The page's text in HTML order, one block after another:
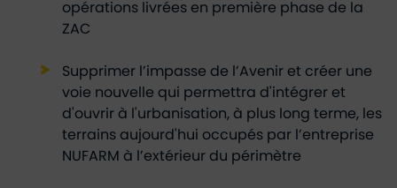
opérations livrées en première phase de la
ZAC
Supprimer l’impasse de l’Avenir et créer une
voie nouvelle qui permettra d'intégrer et
d'ouvrir à l'urbanisation, à plus long terme, les
terrains aujourd'hui occupés par l’entreprise
NUFARM à l’extérieur du périmètre